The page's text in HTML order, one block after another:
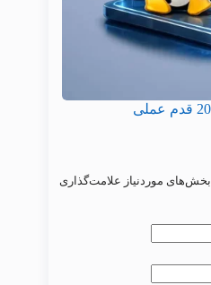
بخش‌های موردنیاز علامت‌گذاری